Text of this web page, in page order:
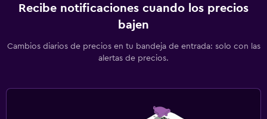
Recibe notificaciones cuando los precios
bajen
Cambios diarios de precios en tu bandeja de entrada: solo con las
alertas de precios.